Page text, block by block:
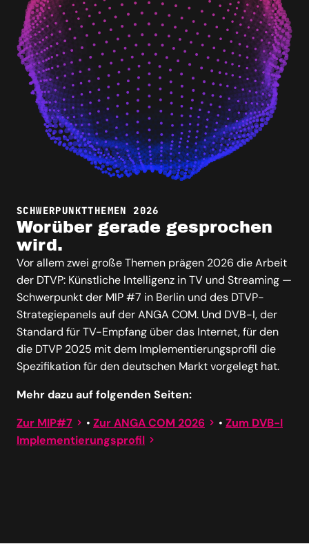
SCHWERPUNKTTHEMEN 2026
Worüber gerade gesprochen
wird.
Vor allem zwei große Themen prägen 2026 die Arbeit
der DTVP: Künstliche Intelligenz in TV und Streaming —
Schwerpunkt der MIP #7 in Berlin und des DTVP-
Strategiepanels auf der ANGA COM. Und DVB-I, der
Standard für TV-Empfang über das Internet, für den
die DTVP 2025 mit dem Implementierungsprofil die
Spezifikation für den deutschen Markt vorgelegt hat.
Mehr dazu auf folgenden Seiten:
Zur MIP#7
• Zur ANGA COM 2026 • Zum DVB-I
Implementierungsprofil